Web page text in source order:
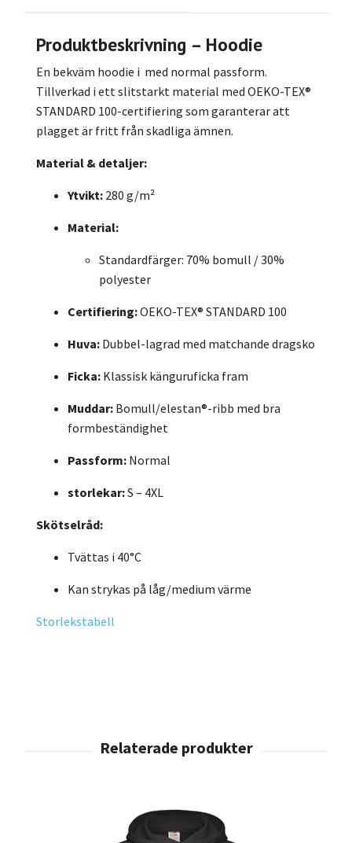
Produktbeskrivning – Hoodie
En bekväm hoodie i med normal passform.
Tillverkad i ett slitstarkt material med OEKO-TEX®
STANDARD 100-certifiering som garanterar att
plagget är fritt från skadliga ämnen.
Material & detaljer:
Ytvikt: 280 g/m²
Material:
Standardfärger: 70% bomull / 30%
polyester
Certifiering:OEKO-TEX® STANDARD 100
Huva: Dubbel-lagrad med matchande dragsko
Ficka: Klassisk känguruficka fram
Muddar: Bomull/elestan®-ribb med bra
formbeständighet
Passform: Normal
storlekar:S – 4XL
Skötselråd:
Tvättas i 40°C
Kan strykas på låg/medium värme
Storlekstabell